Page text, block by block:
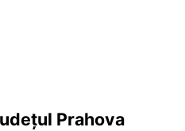
Prahova